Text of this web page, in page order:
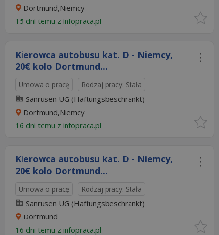
Dortmund,Niemcy
15 dni temu z infopraca.pl
Kierowca autobusu kat. D - Niemcy,
20€ kolo Dortmund...
Umowa o pracę Rodzaj pracy: Stała
Sanrusen UG (Haftungsbeschrankt)
Dortmund,Niemcy
16 dni temu z infopraca.pl
Kierowca autobusu kat. D - Niemcy,
20€ kolo Dortmund...
Umowa o pracę Rodzaj pracy: Stała
Sanrusen UG (Haftungsbeschrankt)
Dortmund
16 dni temu z infopraca.pl